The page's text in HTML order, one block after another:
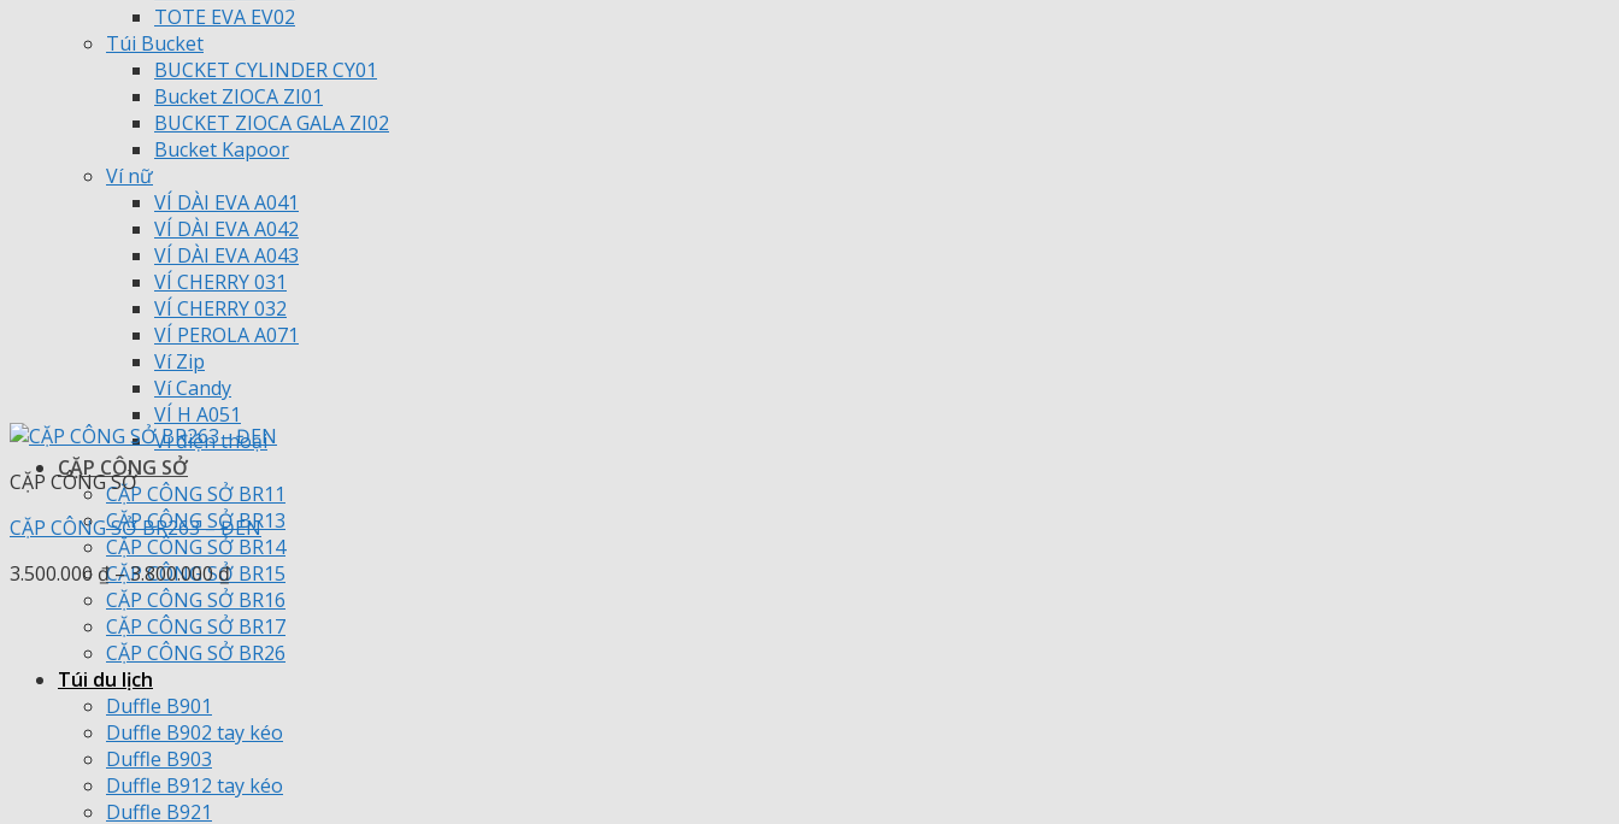
TOTE EVA EV02
Túi Bucket
BUCKET CYLINDER CY01
Bucket ZIOCA ZI01
BUCKET ZIOCA GALA ZI02
Bucket Kapoor
Ví nữ
VÍ DÀI EVA A041
VÍ DÀI EVA A042
VÍ DÀI EVA A043
VÍ CHERRY 031
VÍ CHERRY 032
VÍ PEROLA A071
Ví Zip
Ví Candy
VÍ H A051
Ví điện thoại
CẶP CÔNG SỞ
CẶP CÔNG SỞ BR11
CẶP CÔNG SỞ BR13
CẶP CÔNG SỞ BR14
CẶP CÔNG SỞ BR15
CẶP CÔNG SỞ BR16
CẶP CÔNG SỞ BR17
CẶP CÔNG SỞ BR26
Túi du lịch
Duffle B901
Duffle B902 tay kéo
Duffle B903
Duffle B912 tay kéo
Duffle B921
CẶP CÔNG SỞ
CẶP CÔNG SỞ BR263 – ĐEN
3.500.000 ₫–3.800.000₫Khoảng
giá:
từ
3.500.000 ₫